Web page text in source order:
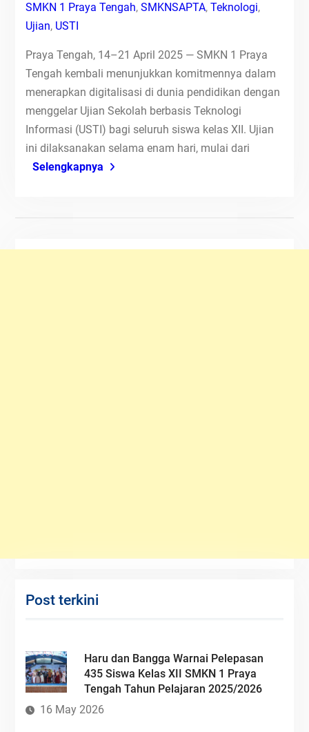
SMKN 1 Praya Tengah, SMKNSAPTA, Teknologi,
Ujian, USTI
Praya Tengah, 14–21 April 2025 — SMKN 1 Praya
Tengah kembali menunjukkan komitmennya dalam
menerapkan digitalisasi di dunia pendidikan dengan
menggelar Ujian Sekolah berbasis Teknologi
Informasi (USTI) bagi seluruh siswa kelas XII. Ujian
ini dilaksanakan selama enam hari, mulai dari
Selengkapnya
Post terkini
Haru dan Bangga Warnai Pelepasan
435 Siswa Kelas XII SMKN 1 Praya
Tengah Tahun Pelajaran 2025/2026
16 May 2026